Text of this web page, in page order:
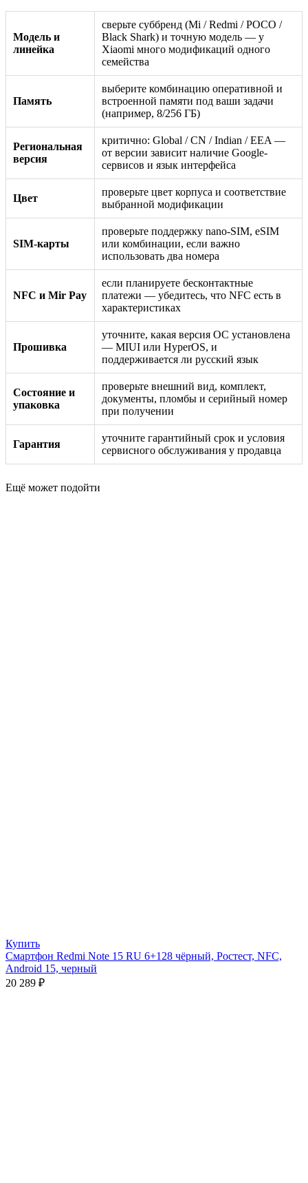
Модель и
линейка
сверьте суббренд (Mi / Redmi / POCO /
Black Shark) и точную модель — у
Xiaomi много модификаций одного
семейства
Память
выберите комбинацию оперативной и
встроенной памяти под ваши задачи
(например, 8/256 ГБ)
Региональная
версия
критично: Global / CN / Indian / EEA —
от версии зависит наличие Google-
сервисов и язык интерфейса
Цвет
проверьте цвет корпуса и соответствие
выбранной модификации
SIM-карты
проверьте поддержку nano-SIM, eSIM
или комбинации, если важно
использовать два номера
NFC и Mir Pay
если планируете бесконтактные
платежи — убедитесь, что NFC есть в
характеристиках
Прошивка
уточните, какая версия ОС установлена
— MIUI или HyperOS, и
поддерживается ли русский язык
Состояние и
упаковка
проверьте внешний вид, комплект,
документы, пломбы и серийный номер
при получении
Гарантия
уточните гарантийный срок и условия
сервисного обслуживания у продавца
Ещё может подойти
Купить
Смартфон Redmi Note 15 RU 6+128 чёрный, Ростест, NFC,
Android 15, черный
20 289 ₽